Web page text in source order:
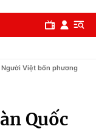
Người Việt bốn phương
Quốc